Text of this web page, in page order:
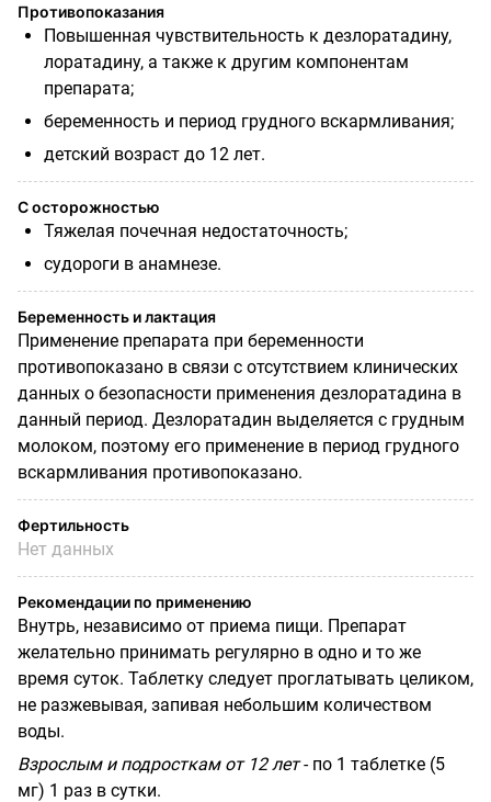
Противопоказания
Повышенная чувствительность к дезлоратадину,
лоратадину, а также к другим компонентам
препарата;
беременность и период грудного вскармливания;
детский возраст до 12 лет.
С осторожностью
Тяжелая почечная недостаточность;
судороги в анамнезе.
Беременность и лактация
Применение препарата при беременности
противопоказано в связи с отсутствием клинических
данных о безопасности применения дезлоратадина в
данный период. Дезлоратадин выделяется с грудным
молоком, поэтому его применение в период грудного
вскармливания противопоказано.
Фертильность
Нет данных
Рекомендации по применению
Внутрь, независимо от приема пищи. Препарат
желательно принимать регулярно в одно и то же
время суток. Таблетку следует проглатывать целиком,
не разжевывая, запивая небольшим количеством
воды.
Взрослым и подросткам от 12 лет- по 1 таблетке (5
мг) 1 раз в сутки.